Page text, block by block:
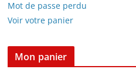
Mot de passe perdu
Voir votre panier
Mon panier